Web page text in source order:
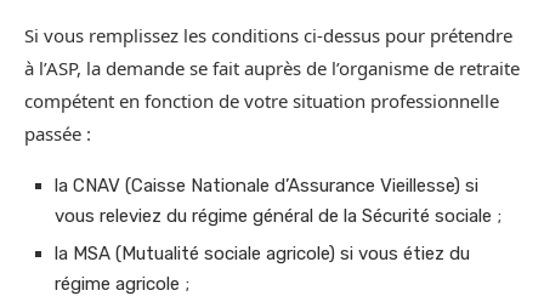
Si vous remplissez les conditions ci-dessus pour prétendre
à l’ASP, la demande se fait auprès de l’organisme de retraite
compétent en fonction de votre situation professionnelle
passée :
la CNAV (Caisse Nationale d’Assurance Vieillesse) si
vous releviez du régime général de la Sécurité sociale ;
la MSA (Mutualité sociale agricole) si vous étiez du
régime agricole ;